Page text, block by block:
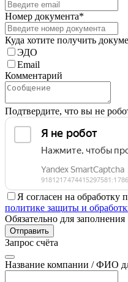
Номер документа*
Куда хотите получить
ЭДО
Email
Комментарий
Подтвердите, что вы не
Я согласен на обработку
политике защиты и
Обязательно для заполнения
Отправить
Запрос счёта
Название компании / ФИО